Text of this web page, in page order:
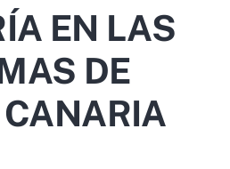
EN LAS
DE